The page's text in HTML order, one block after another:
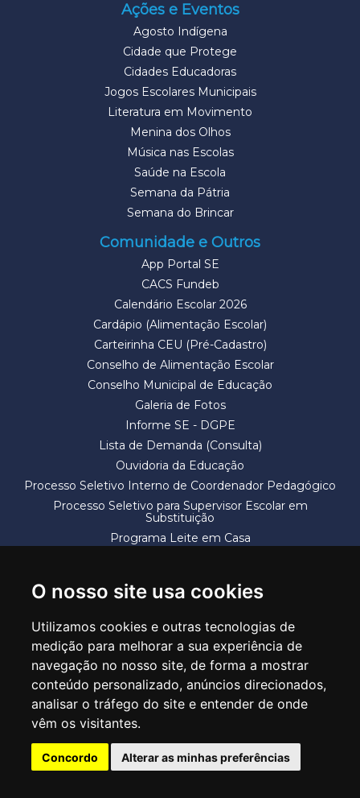
O nosso site usa cookies
Utilizamos cookies e outras tecnologias de
medição para melhorar a sua experiência de
navegação no nosso site, de forma a mostrar
conteúdo personalizado, anúncios direcionados,
analisar o tráfego do site e entender de onde
vêm os visitantes.
Concordo Alterar as minhas preferências
Ações e Eventos
Agosto Indígena
Cidade que Protege
Cidades Educadoras
Jogos Escolares Municipais
Literatura em Movimento
Menina dos Olhos
Música nas Escolas
Saúde na Escola
Semana da Pátria
Semana do Brincar
Comunidade e Outros
App Portal SE
CACS Fundeb
Calendário Escolar 2026
Cardápio (Alimentação Escolar)
Carteirinha CEU (Pré-Cadastro)
Conselho de Alimentação Escolar
Conselho Municipal de Educação
Galeria de Fotos
Informe SE - DGPE
Lista de Demanda (Consulta)
Ouvidoria da Educação
Processo Seletivo Interno de Coordenador Pedagógico
Processo Seletivo para Supervisor Escolar em
Substituição
Programa Leite em Casa
SECRETARIA DE EDUCAÇÃO
Rua Claudino Barbosa, 313 - Macedo - Guarulhos/SP CEP 07113-040
Central de Atendimento: *55 11 2475-7300